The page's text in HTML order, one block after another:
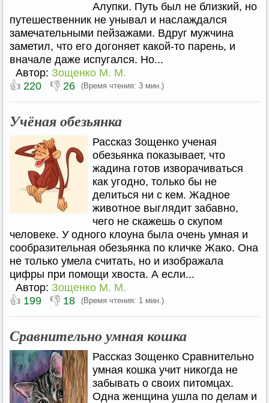
Алупки. Путь был не близкий, но
путешественник не унывал и наслаждался
замечательными пейзажами. Вдруг мужчина
заметил, что его догоняет какой-то парень, и
вначале даже испугался. Но...
Автор: Зощенко М. М.
👍 220 👎 26 (Время чтения: 3 мин.)
Учёная обезьянка
Рассказ Зощенко ученая
обезьянка показывает, что
жадина готов изворачиваться
как угодно, только бы не
делиться ни с кем. Жадное
животное выглядит забавно,
чего не скажешь о скупом
человеке. У одного клоуна была очень умная и
сообразительная обезьянка по кличке Жако. Она
не только умела считать, но и изображала
цифры при помощи хвоста. А если...
Автор: Зощенко М. М.
👍 199 👎 18 (Время чтения: 1 мин.)
Сравнительно умная кошка
Рассказ Зощенко Сравнительно
умная кошка учит никогда не
забывать о своих питомцах.
Одна женщина ушла по делам и